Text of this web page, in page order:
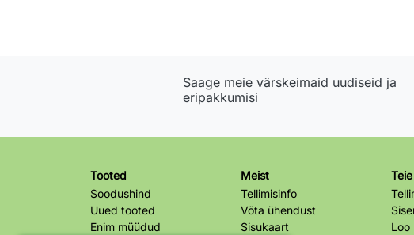
Saage meie värskeimaid uudiseid ja
eripakkumisi
Tooted
Soodushind
Uued tooted
Enim müüdud
Meist
Tellimisinfo
Võta ühendust
Sisukaart
Loo